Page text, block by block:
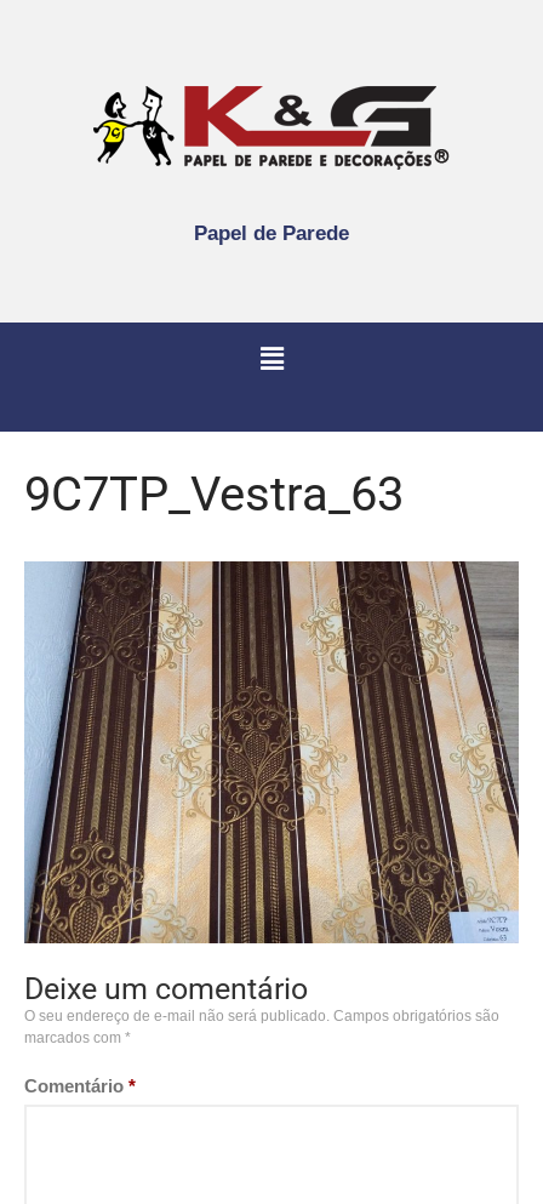
Papel de Parede
9C7TP_Vestra_63
Deixe um comentário
O seu endereço de e-mail não será publicado. Campos obrigatórios são
marcados com *
Comentário *